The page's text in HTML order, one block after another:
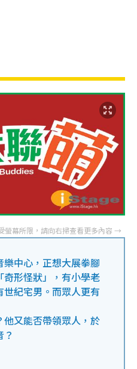
中心，正想大展拳腳
形怪狀」，有小學老
紀宅男。而眾人更有
又能否帶領眾人，於